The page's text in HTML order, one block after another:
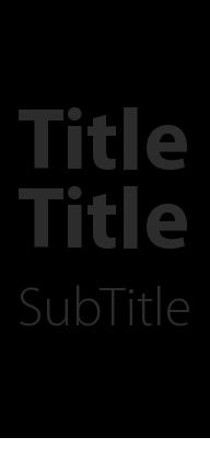
Title
Title
SubTitle